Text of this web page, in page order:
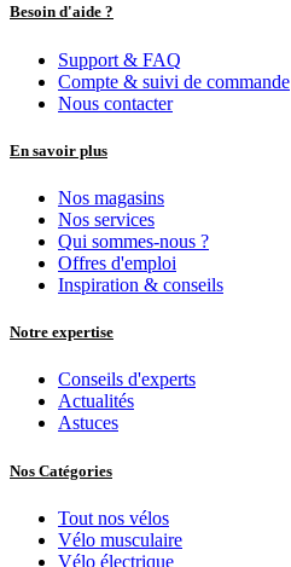
Besoin d'aide ?
Support & FAQ
Compte & suivi de commande
Nous contacter
En savoir plus
Nos magasins
Nos services
Qui sommes-nous ?
Offres d'emploi
Inspiration & conseils
Notre expertise
Conseils d'experts
Actualités
Astuces
Nos Catégories
Tout nos vélos
Vélo musculaire
Vélo électrique